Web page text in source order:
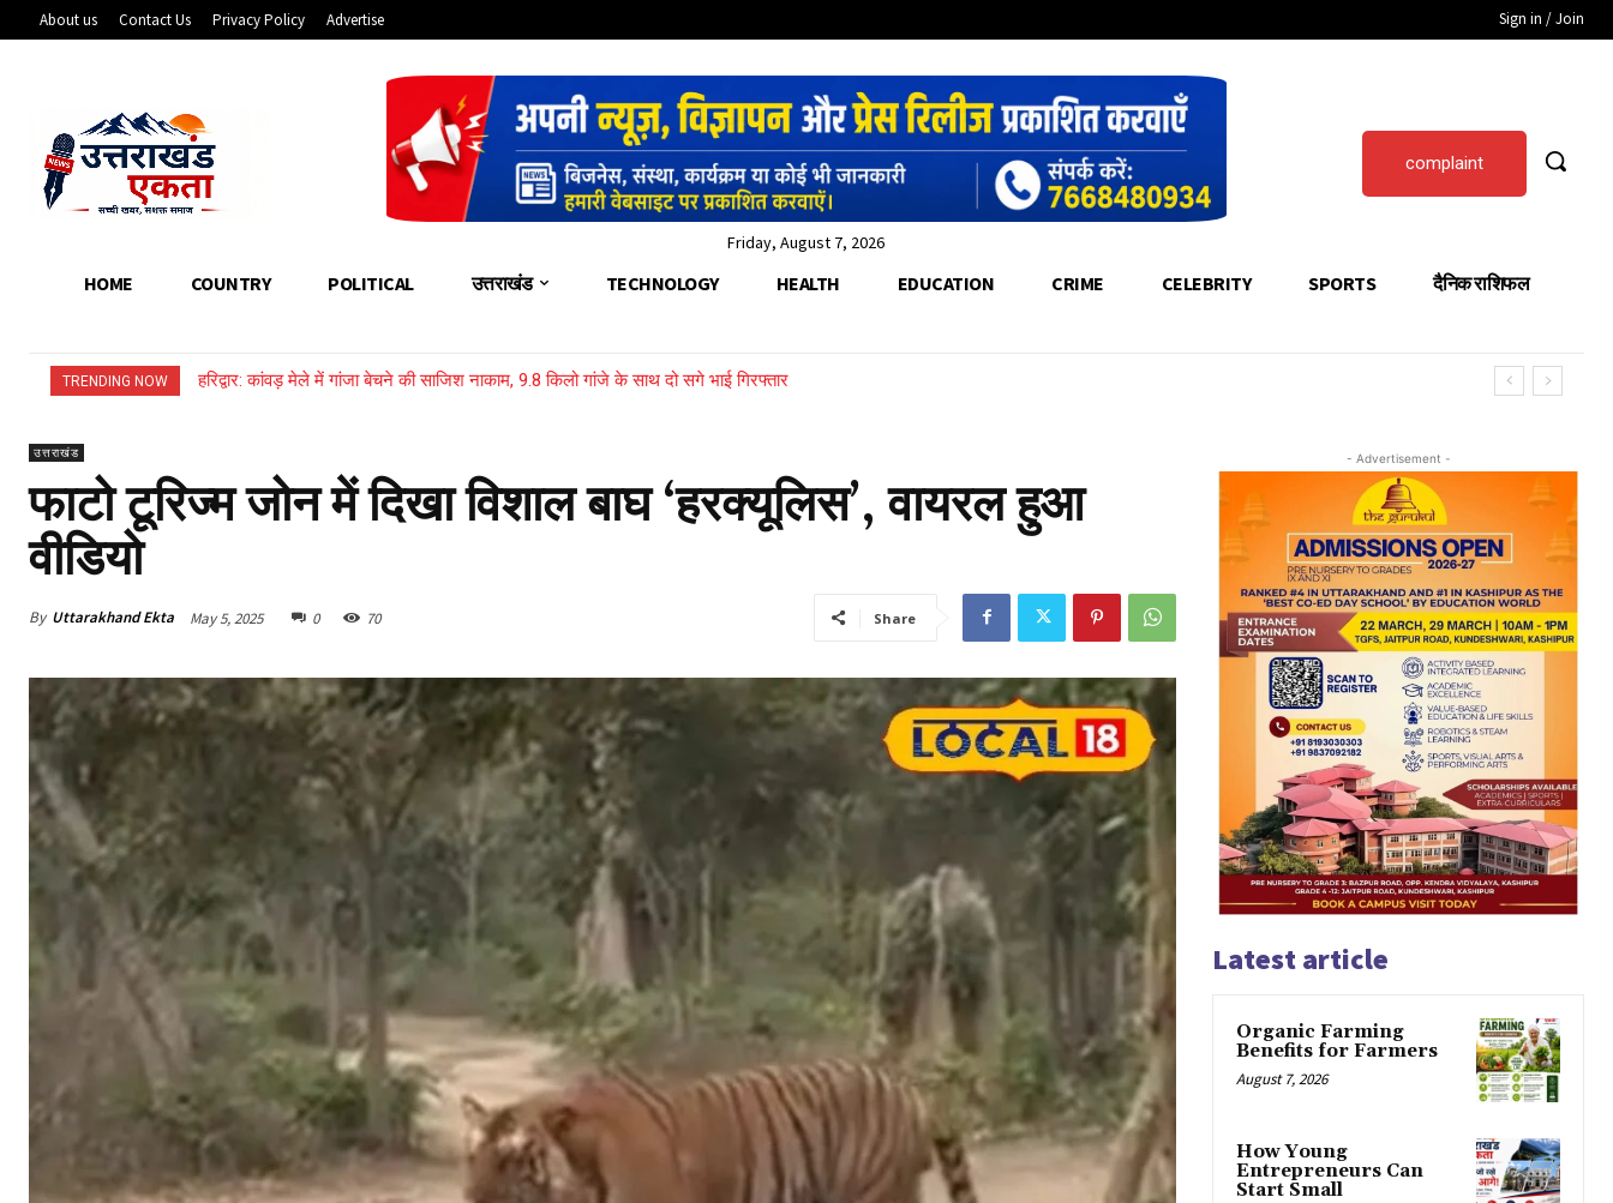
About us Contact Us Privacy Policy Advertise Sign in / Join
Friday, August 7, 2026
complaint
HOME COUNTRY POLITICAL उत्तराखंड TECHNOLOGY HEALTH EDUCATION CRIME CELEBRITY SPORTS दैनिक राशिफल
TRENDING NOW हरिद्वार: कांवड़ मेले में गांजा बेचने की साजिश नाकाम, 9.8 किलो गांजे के साथ दो सगे भाई गिरफ्तार
उत्तराखंड
फाटो टूरिज्म जोन में दिखा विशाल बाघ ‘हरक्यूलिस’, वायरल हुआ
वीडियो
By Uttarakhand Ekta May 5, 2025 0 70 Share
- Advertisement -
Latest article
Organic Farming
Benefits for Farmers
August 7, 2026
How Young
Entrepreneurs Can
Start Small